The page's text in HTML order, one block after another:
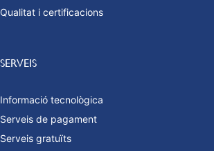
Qualitat i certificacions
SERVEIS
Informació tecnològica
Serveis de pagament
Serveis gratuïts